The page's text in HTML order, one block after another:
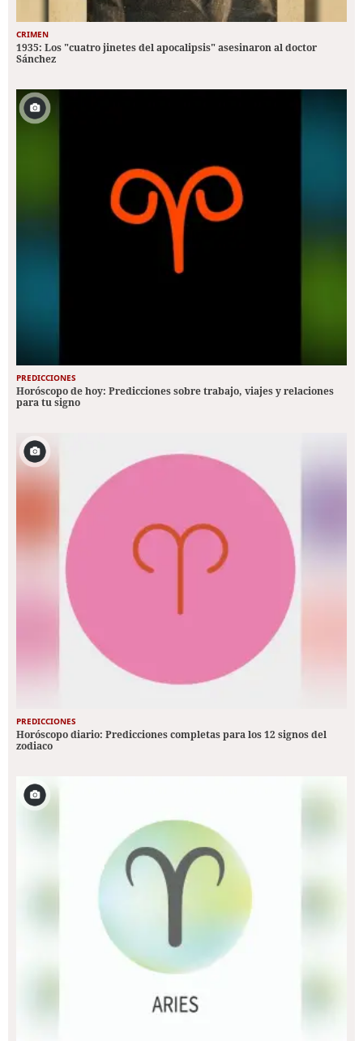
CRIMEN
1935: Los "cuatro jinetes del apocalipsis" asesinaron al doctor
Sánchez
PREDICCIONES
Horóscopo de hoy: Predicciones sobre trabajo, viajes y relaciones
para tu signo
PREDICCIONES
Horóscopo diario: Predicciones completas para los 12 signos del
zodiaco